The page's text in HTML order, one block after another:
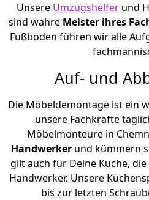
Unsere Umzugshelfer und
sind wahre Meister ihres
Fußboden führen wir alle
Auf- und
Die Möbeldemontage ist ein
unsere Fachkräfte
Möbelmonteure in
Handwerker und kümmern
gilt auch für Deine Küche,
Handwerker. Unsere
bis zur letzten